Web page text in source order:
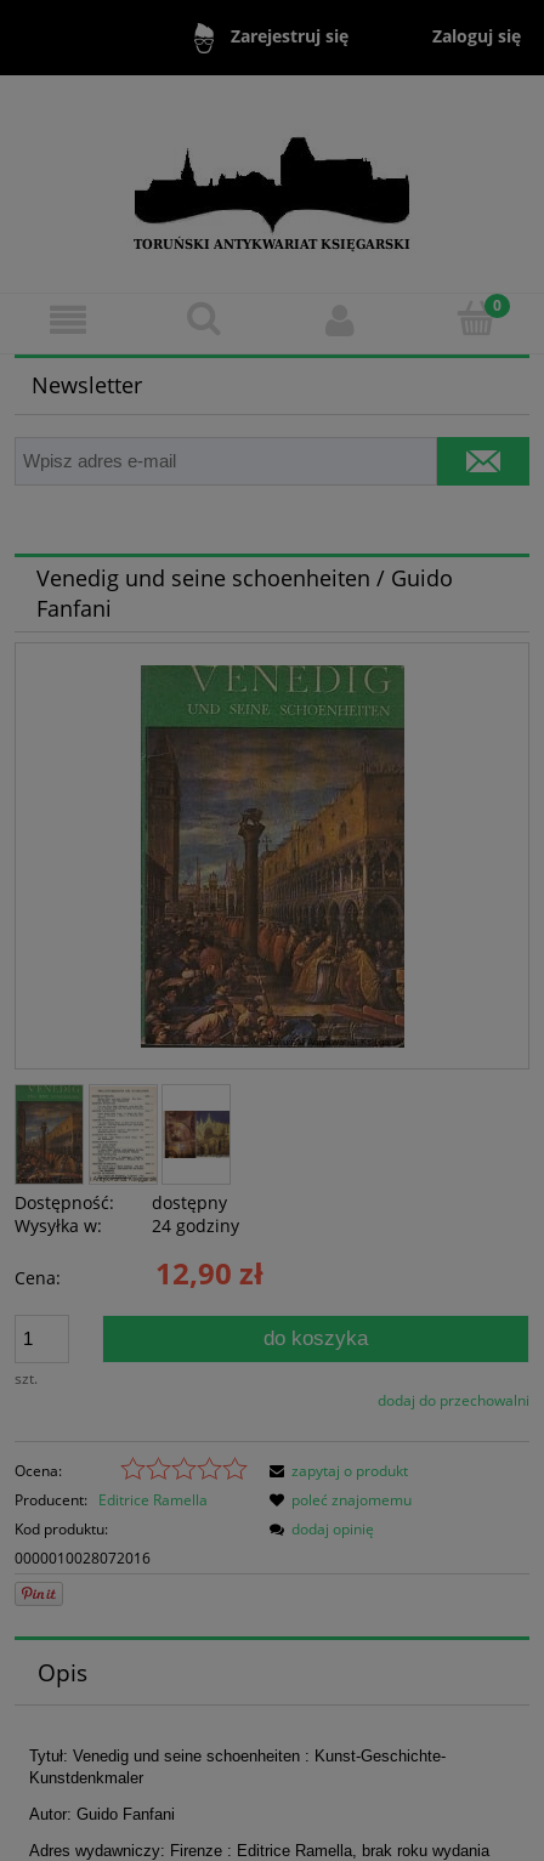
Zarejestruj się Zaloguj się
Newsletter
Venedig und seine schoenheiten / Guido
Fanfani
Dostępność:
dostępny
Wysyłka w:
24 godziny
Cena: 12,90 zł
szt.
do koszyka
dodaj do przechowalni
Ocena:
Producent:
Editrice Ramella
Kod produktu:
0000010028072016
zapytaj o produkt
poleć znajomemu
dodaj opinię
Opis
Tytuł: Venedig und seine schoenheiten : Kunst-Geschichte-
Kunstdenkmaler
Autor: Guido Fanfani
Adres wydawniczy: Firenze : Editrice Ramella, brak roku wydania